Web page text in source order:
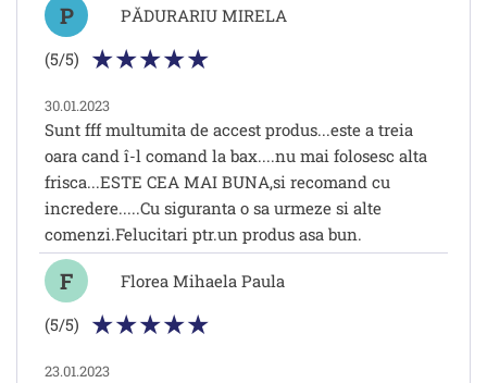
P
PĂDURARIU MIRELA
(5/5)
30.01.2023
Sunt fff multumita de accest produs...este a treia
oara cand î-l comand la bax....nu mai folosesc alta
frisca...ESTE CEA MAI BUNA,si recomand cu
incredere.....Cu siguranta o sa urmeze si alte
comenzi.Felucitari ptr.un produs asa bun.
F
Florea Mihaela Paula
(5/5)
23.01.2023